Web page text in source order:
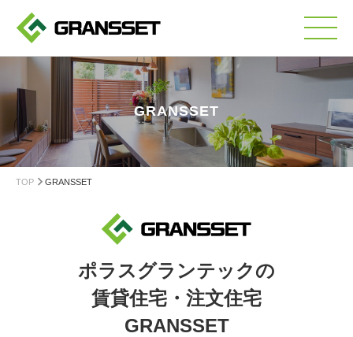
賃貸住宅・賃貸併用住宅
注文住宅
法人・事業者様向け
改修・修繕工事
GRANSSET
TOP GRANSSET
ポラスグランテックの
賃貸住宅・注文住宅
GRANSSET